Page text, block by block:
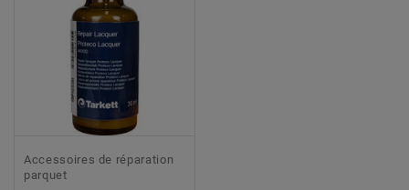
Accessoires de réparation
parquet